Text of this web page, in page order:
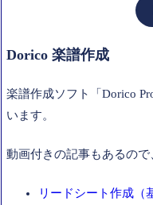
Dorico 楽譜作成
楽譜作成ソフト「Dorico
います。
動画付きの記事もあるので
リードシート作成（